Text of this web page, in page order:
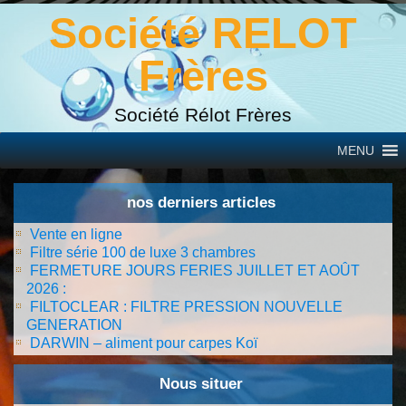
Société RELOT
Frères
Société Rélot Frères
MENU
nos derniers articles
Vente en ligne
Filtre série 100 de luxe 3 chambres
FERMETURE JOURS FERIES JUILLET ET AOÛT
2026 :
FILTOCLEAR : FILTRE PRESSION NOUVELLE
GENERATION
DARWIN – aliment pour carpes Koï
Nous situer